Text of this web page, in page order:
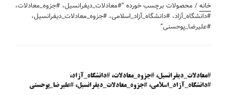
خانه/ محصولات برچسب خورده “#معادلات_دیفرانسیل، #جزوه_معادلات،
#دانشگاه_آزاد، #دانشگاه_آزاد_اسلامی، #جزوه_معادلات_دیفرانسیل،
#علیرضا_پوحسنی”
#معادلات_دیفرانسیل، #جزوه_معادلات، #دانشگاه_آزاد،
#دانشگاه_آزاد_اسلامی، #جزوه_معادلات_دیفرانسیل، #علیرضا_پوحسنی